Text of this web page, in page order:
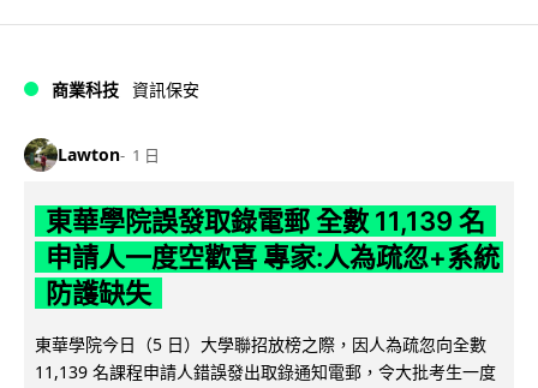
商業科技 資訊保安
Lawton 1 日
東華學院誤發取錄電郵 全數 11,139 名
申請人一度空歡喜 專家:人為疏忽+系統
防護缺失
東華學院今日（5 日）大學聯招放榜之際，因人為疏忽向全數
11,139 名課程申請人錯誤發出取錄通知電郵，令大批考生一度